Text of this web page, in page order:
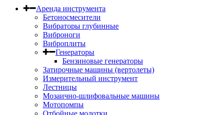
Аренда инструмента
Бетоносмесители
Вибраторы глубинные
Виброноги
Виброплиты
Генераторы
Бензиновые генераторы
Затирочные машины (вертолеты)
Измерительный инструмент
Лестницы
Мозаично-шлифовальные машины
Мотопомпы
Отбойные молотки